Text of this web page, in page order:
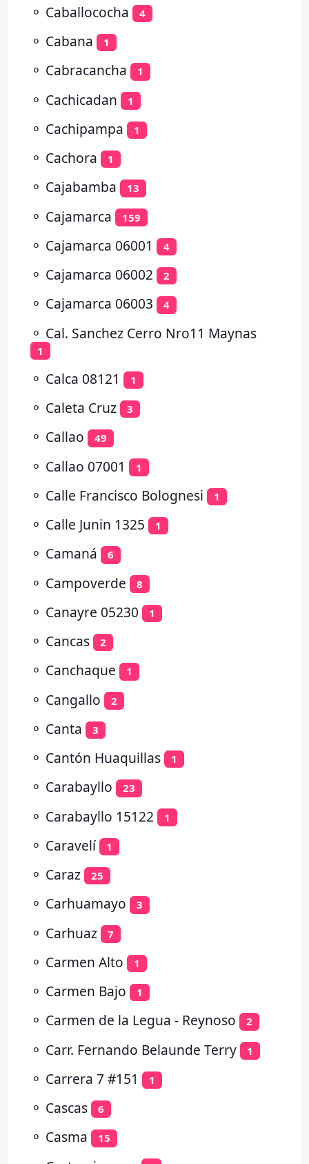
⚬ Caballococha 4
⚬ Cabana 1
⚬ Cabracancha 1
⚬ Cachicadan 1
⚬ Cachipampa 1
⚬ Cachora 1
⚬ Cajabamba 13
⚬ Cajamarca 159
⚬ Cajamarca 06001 4
⚬ Cajamarca 06002 2
⚬ Cajamarca 06003 4
⚬ Cal. Sanchez Cerro Nro11 Maynas
1
⚬ Calca 08121 1
⚬ Caleta Cruz 3
⚬ Callao 49
⚬ Callao 07001 1
⚬ Calle Francisco Bolognesi 1
⚬ Calle Junin 1325 1
⚬ Camaná 6
⚬ Campoverde 8
⚬ Canayre 05230 1
⚬ Cancas 2
⚬ Canchaque 1
⚬ Cangallo 2
⚬ Canta 3
⚬ Cantón Huaquillas 1
⚬ Carabayllo 23
⚬ Carabayllo 15122 1
⚬ Caravelí 1
⚬ Caraz 25
⚬ Carhuamayo 3
⚬ Carhuaz 7
⚬ Carmen Alto 1
⚬ Carmen Bajo 1
⚬ Carmen de la Legua - Reynoso 2
⚬ Carr. Fernando Belaunde Terry 1
⚬ Carrera 7 #151 1
⚬ Cascas 6
⚬ Casma 15